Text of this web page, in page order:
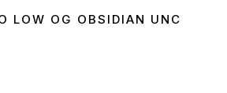
44LOW OG OBSIDIAN UNC